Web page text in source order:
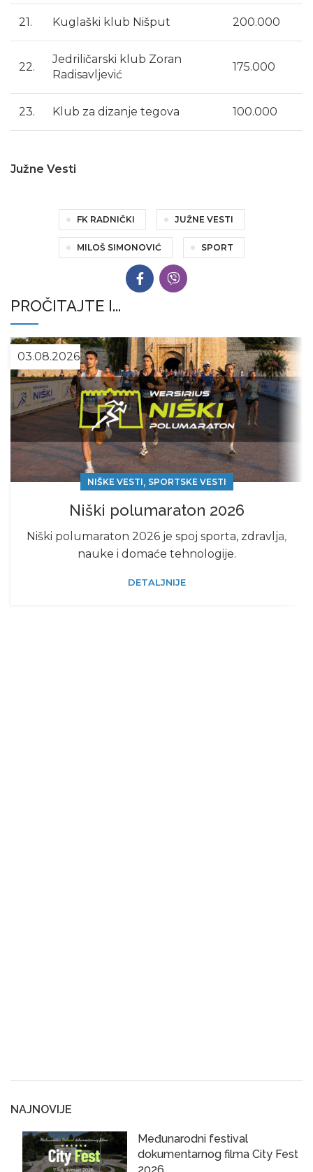
21. Kuglaški klub Nišput 200.000
22.
Jedriličarski klub Zoran
Radisavljević
175.000
23. Klub za dizanje tegova 100.000
Južne Vesti
FK RADNIČKI JUŽNE VESTI
MILOŠ SIMONOVIĆ SPORT
PROČITAJTE I...
03.08.2026
NIŠKE VESTI, SPORTSKE VESTI
Niški polumaraton 2026
Niški polumaraton 2026 je spoj sporta, zdravlja,
nauke i domaće tehnologije.
DETALJNIJE
NAJNOVIJE
Međunarodni festival
dokumentarnog filma City Fest